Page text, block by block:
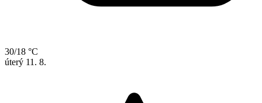
30/18 °C
úterý 11. 8.